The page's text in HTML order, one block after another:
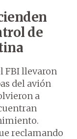
de
FBI llevaron
del avión
a
reclamando